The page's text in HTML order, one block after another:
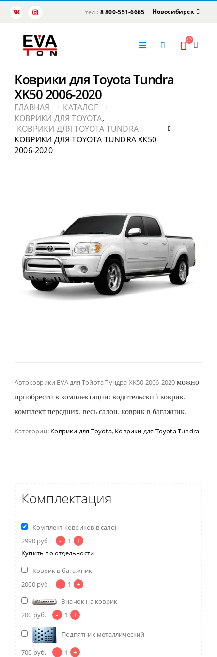
тел.: 8 800-551-6665 Новосибирск
Коврики для Toyota Tundra
XK50 2006-2020
ГЛАВНАЯ
КАТАЛОГ
КОВРИКИ ДЛЯ TOYOTA,
КОВРИКИ ДЛЯ TOYOTA TUNDRA
КОВРИКИ ДЛЯ TOYOTA TUNDRA XK50
2006-2020
Автоковрики EVA для Тойота Тундра ХК50 2006-2020 можно
приобрести в комплектации: водительский коврик,
комплект передних, весь салон, коврик в багажник.
Категории: Коврики для Toyota, Коврики для Toyota Tundra
Комплектация
Комплект ковриков в салон
2990 руб. - 1 +
Купить по отдельности
Коврик в багажник
2000 руб. - 1 +
Значок на коврик
200 руб. - 1 +
Подпятник металлический
700 руб. - 1 +